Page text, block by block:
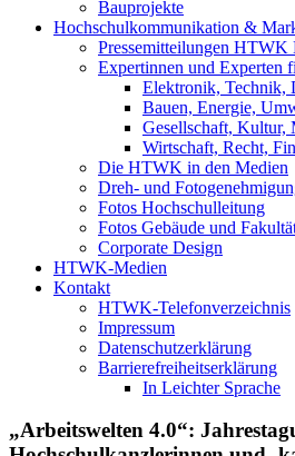
Bauprojekte
Hochschulkommunikation &
Pressemitteilungen HTWK
Expertinnen und Experten
Elektronik, Technik,
Bauen, Energie,
Gesellschaft, Kultur,
Wirtschaft, Recht,
Die HTWK in den Medien
Dreh- und
Fotos Hochschulleitung
Fotos Gebäude und
Corporate Design
HTWK-Medien
Kontakt
HTWK-Telefonverzeichnis
Impressum
Datenschutzerklärung
Barrierefreiheitserklärung
In Leichter Sprache
„Arbeitswelten 4.0“: